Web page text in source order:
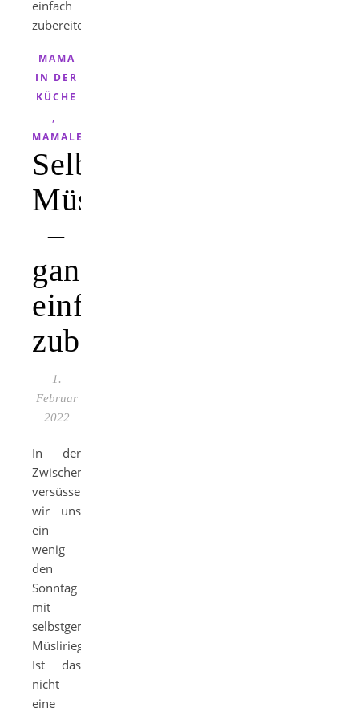
MAMA
IN DER
KÜCHE
,
MAMALEBEN
Selbstgemachte
Müsliriegel
–
ganz
einfach
zubereitet
1.
Februar
2022
In der
Zwischenzeit
versüssen
wir uns
ein
wenig
den
Sonntag
mit
selbstgemachten
Müsliriegeln.
Ist das
nicht
eine